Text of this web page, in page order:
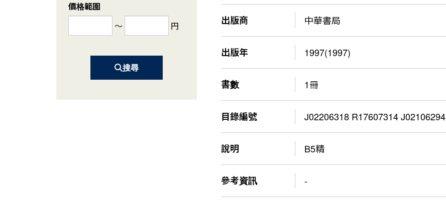
出版商 中華書局
出版年 1997(1997)
書數 1冊
目錄編號 J02206318 R17607314 J02106294
說明 B5精
參考資訊 -
價格範圍
～
円
搜尋